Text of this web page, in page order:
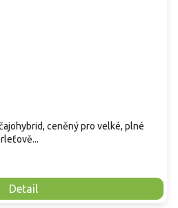
Detail
ceněný pro velké, plné